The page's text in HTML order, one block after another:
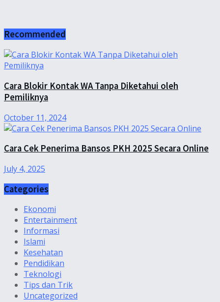
Recommended
Cara Blokir Kontak WA Tanpa Diketahui oleh
Pemiliknya
October 11, 2024
Cara Cek Penerima Bansos PKH 2025 Secara Online
July 4, 2025
Categories
Ekonomi
Entertainment
Informasi
Islami
Kesehatan
Pendidikan
Teknologi
Tips dan Trik
Uncategorized